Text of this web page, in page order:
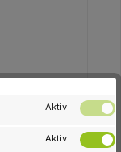
Aktiv
Aktiv